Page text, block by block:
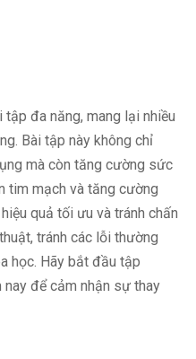
tập đa năng, mang lại nhiều
Bài tập này không chỉ
mà còn tăng cường sức
tim mạch và tăng cường
quả tối ưu và tránh chấn
tránh các lỗi thường
học. Hãy bắt đầu tập
nay để cảm nhận sự thay